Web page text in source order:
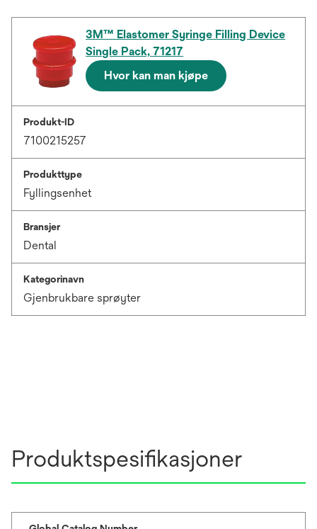
3M™ Elastomer Syringe Filling Device
Single Pack, 71217
Hvor kan man kjøpe
Produkt-ID
7100215257
Produkttype
Fyllingsenhet
Bransjer
Dental
Kategorinavn
Gjenbrukbare sprøyter
Produktspesifikasjoner